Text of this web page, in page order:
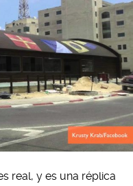
real, y es una réplica